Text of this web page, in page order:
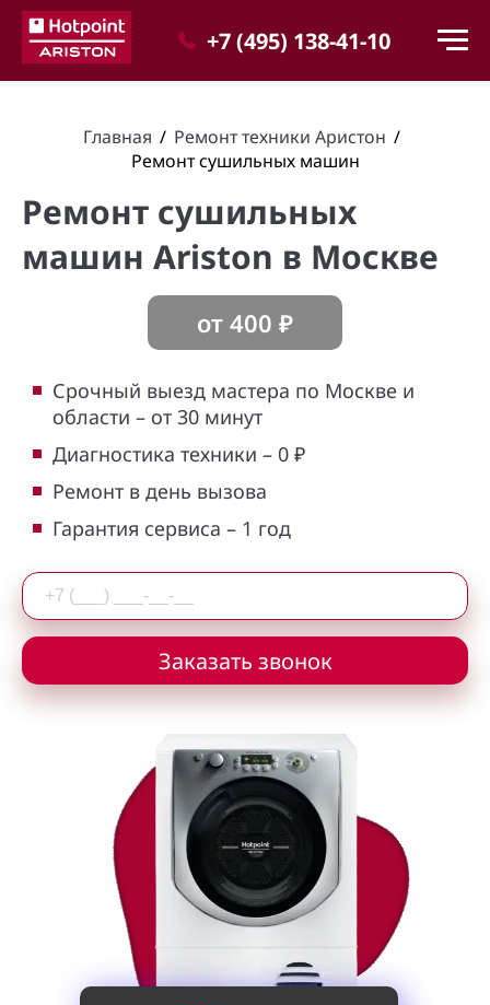
+7 (495) 138-41-10
Главная / Ремонт техники Аристон /
Ремонт сушильных машин
Ремонт сушильных
машин Ariston в Москве
от 400 ₽
Срочный выезд мастера по Москве и
области – от 30 минут
Диагностика техники – 0 ₽
Ремонт в день вызова
Гарантия сервиса – 1 год
Заказать звонок